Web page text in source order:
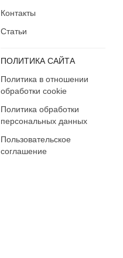
Контакты
Статьи
ПОЛИТИКА САЙТА
Политика в отношении
обработки cookie
Политика обработки
персональных данных
Пользовательское
соглашение